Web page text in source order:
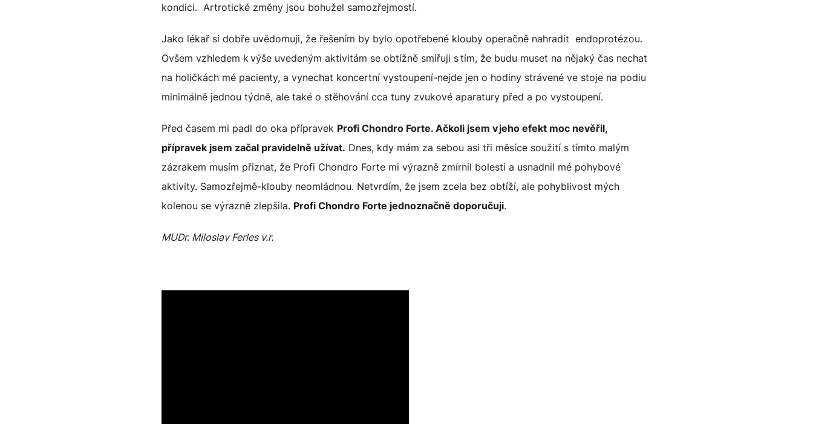
kondici. Artrotické změny jsou bohužel samozřejmostí.
Jako lékař si dobře uvědomuji, že řešením by bylo opotřebené klouby operačně nahradit endoprotézou.
Ovšem vzhledem k výše uvedeným aktivitám se obtížně smiřuji s tím, že budu muset na nějaký čas nechat
na holičkách mé pacienty, a vynechat koncertní vystoupení-nejde jen o hodiny strávené ve stoje na podiu
minimálně jednou týdně, ale také o stěhování cca tuny zvukové aparatury před a po vystoupení.
Před časem mi padl do oka přípravek Profi Chondro Forte. Ačkoli jsem v jeho efekt moc nevěřil,
přípravek jsem začal pravidelně užívat. Dnes, kdy mám za sebou asi tři měsíce soužití s tímto malým
zázrakem musím přiznat, že Profi Chondro Forte mi výrazně zmírnil bolesti a usnadnil mé pohybové
aktivity. Samozřejmě-klouby neomládnou. Netvrdím, že jsem zcela bez obtíží, ale pohyblivost mých
kolenou se výrazně zlepšila. Profi Chondro Forte jednoznačně doporučuji.
MUDr. Miloslav Ferles v.r.